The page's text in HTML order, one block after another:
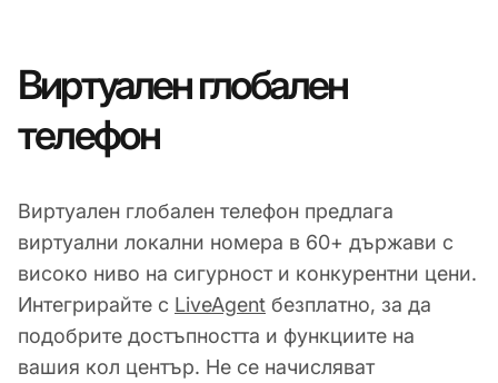
Виртуален глобален
телефон
Виртуален глобален телефон предлага
виртуални локални номера в 60+ държави с
високо ниво на сигурност и конкурентни цени.
Интегрирайте с LiveAgent безплатно, за да
подобрите достъпността и функциите на
вашия кол център. Не се начисляват